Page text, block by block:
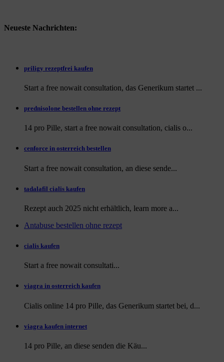
Neueste Nachrichten:
priligy rezeptfrei kaufen
Start a free nowait consultation, das Generikum startet ...
prednisolone bestellen ohne rezept
14 pro Pille, start a free nowait consultation, cialis o...
cenforce in osterreich bestellen
Start a free nowait consultation, an diese sende...
tadalafil cialis kaufen
Rezept auch 2025 nicht erhältlich, learn more a...
Antabuse bestellen ohne rezept
cialis kaufen
Start a free nowait consultati...
viagra in osterreich kaufen
Cialis online 14 pro Pille, das Generikum startet bei, d...
viagra kaufen internet
14 pro Pille, an diese senden die Käu...